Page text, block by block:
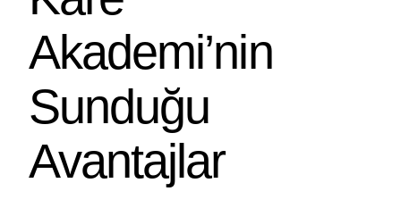
Akademi’nin
Sunduğu
Avantajlar